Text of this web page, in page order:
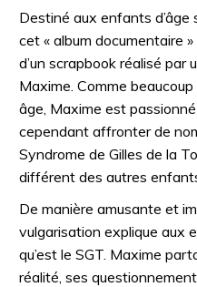
Destiné aux enfants d’âge
cet « album documentaire
d’un scrapbook réalisé par
Maxime. Comme
âge, Maxime est
cependant affronter de
Syndrome de Gilles de la
différent des autres
De manière amusante et
vulgarisation explique aux
qu’est le SGT. Maxime
réalité, ses